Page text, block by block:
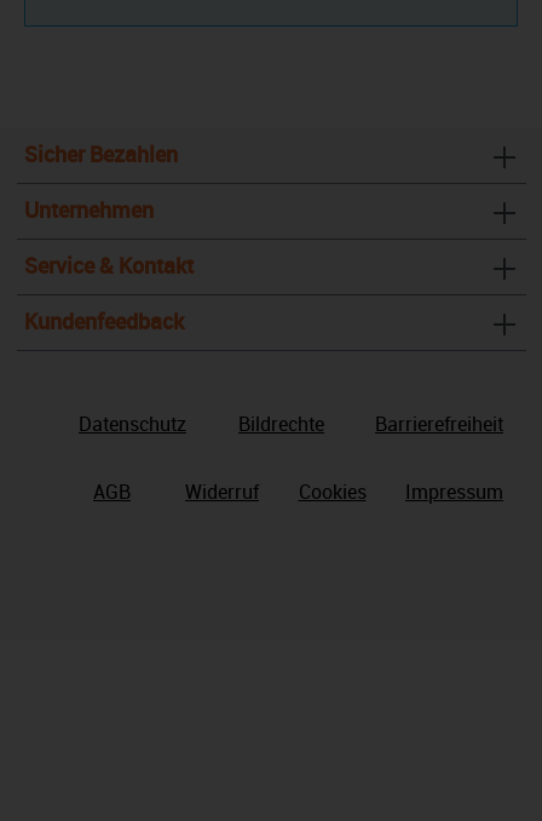
Sicher Bezahlen
Unternehmen
Service & Kontakt
Kundenfeedback
Datenschutz Bildrechte Barrierefreiheit
AGB Widerruf Cookies Impressum